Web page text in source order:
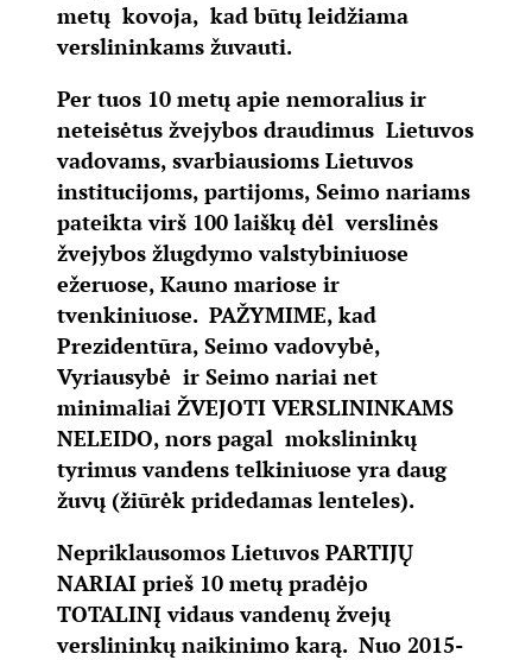
metų kovoja, kad būtų leidžiama
verslininkams žuvauti.
Per tuos 10 metų apie nemoralius ir
neteisėtus žvejybos draudimus Lietuvos
vadovams, svarbiausioms Lietuvos
institucijoms, partijoms, Seimo nariams
pateikta virš 100 laiškų dėl verslinės
žvejybos žlugdymo valstybiniuose
ežeruose, Kauno mariose ir
tvenkiniuose. PAŽYMIME, kad
Prezidentūra, Seimo vadovybė,
Vyriausybė ir Seimo nariai net
minimaliai ŽVEJOTI VERSLININKAMS
NELEIDO, nors pagal mokslininkų
tyrimus vandens telkiniuose yra daug
žuvų (žiūrėk pridedamas lenteles).
Nepriklausomos Lietuvos PARTIJŲ
NARIAI prieš 10 metų pradėjo
TOTALINĮ vidaus vandenų žvejų
verslininkų naikinimo karą. Nuo 2015-